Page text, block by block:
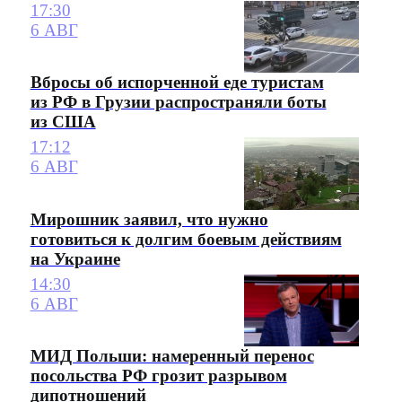
17:30
6 АВГ
Вбросы об испорченной еде туристам
из РФ в Грузии распространяли боты
из США
17:12
6 АВГ
Мирошник заявил, что нужно
готовиться к долгим боевым действиям
на Украине
14:30
6 АВГ
МИД Польши: намеренный перенос
посольства РФ грозит разрывом
дипотношений